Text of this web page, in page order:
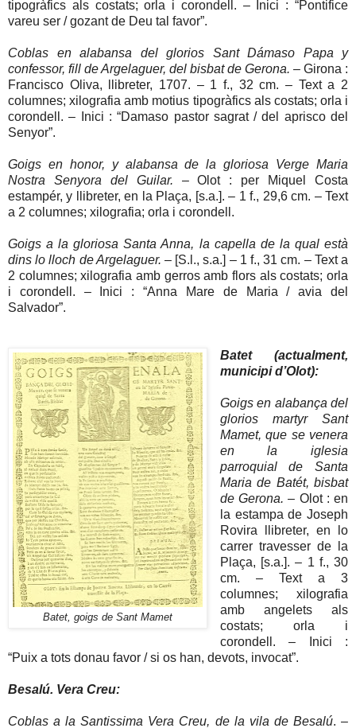
tipogràfics als costats; orla i corondell. – Inici : “Pontifice
vareu ser / gozant de Deu tal favor”.
Coblas en alabansa del glorios Sant Dámaso Papa y
confessor, fill de Argelaguer, del bisbat de Gerona. – Girona :
Francisco Oliva, llibreter, 1707. – 1 f., 32 cm. – Text a 2
columnes; xilografia amb motius tipogràfics als costats; orla i
corondell. – Inici : “Damaso pastor sagrat / del aprisco del
Senyor”.
Goigs en honor, y alabansa de la gloriosa Verge Maria
Nostra Senyora del Guilar. – Olot : per Miquel Costa
estampér, y llibreter, en la Plaça, [s.a.]. – 1 f., 29,6 cm. – Text
a 2 columnes; xilografia; orla i corondell.
Goigs a la gloriosa Santa Anna, la capella de la qual està
dins lo lloch de Argelaguer. – [S.l., s.a.] – 1 f., 31 cm. – Text a
2 columnes; xilografia amb gerros amb flors als costats; orla
i corondell. – Inici : “Anna Mare de Maria / avia del
Salvador”.
Batet, goigs de Sant Mamet
Batet (actualment,
municipi d’Olot):
Goigs en alabança del
glorios martyr Sant
Mamet, que se venera
en la iglesia
parroquial de Santa
Maria de Batét, bisbat
de Gerona. – Olot : en
la estampa de Joseph
Rovira llibreter, en lo
carrer travesser de la
Plaça, [s.a.]. – 1 f., 30
cm. – Text a 3
columnes; xilografia
amb angelets als
costats; orla i
corondell. – Inici :
“Puix a tots donau favor / si os han, devots, invocat”.
Besalú. Vera Creu:
Coblas a la Santissima Vera Creu, de la vila de Besalú. –